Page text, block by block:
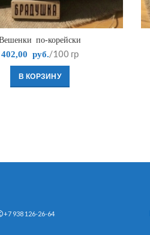
Вешенки по-корейски
402,00 руб. /100 гр
В КОРЗИНУ
+7 938 126-26-64